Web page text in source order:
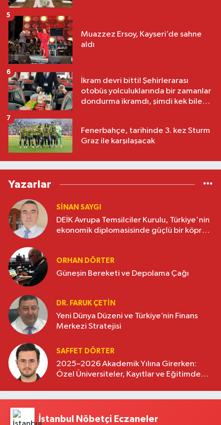
Muazzez Ersoy, Kayseri’de sahne
aldı
5
İkram devri bitti! Şehirlerarası
otobüs yolculuklarında bir zamanlar
dondurma ikramdı, şimdi kek bile
6
Fenerbahçe, tarihinde 3. kez Sturm
Graz ile karşılaşacak
7
Yazarlar
SINAN SAYGI
DEİK Avrupa Temsilciler Kurulu, Türkiye'nin
ekonomik diplomasisinde güçlü bir köprü
ORHAN DÖRTER
Güneşin Bereketi ve Depolama Çağı
DR. FARUK ÇETİN
Yeni Dünya Düzeni ve Türkiye’nin Finans
Merkezi Stratejisi
SAFFET DÖRTER
2025–2026 Akademik Yılına Girerken:
Özel Üniversiteler, Kayıtlar ve Eğitimde
İstanbul Nöbetçi Eczaneler